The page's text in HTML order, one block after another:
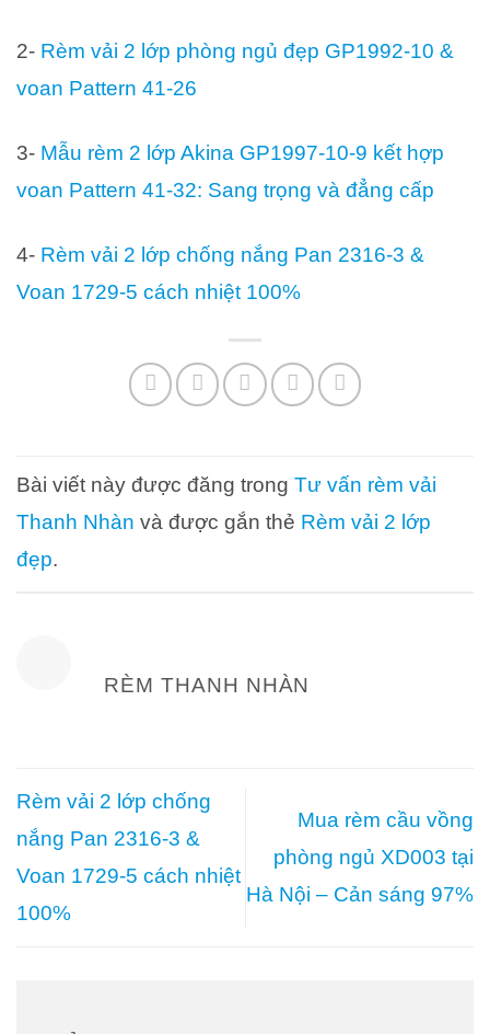
2- Rèm vải 2 lớp phòng ngủ đẹp GP1992-10 &
voan Pattern 41-26
3- Mẫu rèm 2 lớp Akina GP1997-10-9 kết hợp
voan Pattern 41-32: Sang trọng và đẳng cấp
4- Rèm vải 2 lớp chống nắng Pan 2316-3 &
Voan 1729-5 cách nhiệt 100%
Bài viết này được đăng trong Tư vấn rèm vải
Thanh Nhàn và được gắn thẻ Rèm vải 2 lớp
đẹp.
RÈM THANH NHÀN
Rèm vải 2 lớp chống
nắng Pan 2316-3 &
Voan 1729-5 cách nhiệt
100%
Mua rèm cầu vồng
phòng ngủ XD003 tại
Hà Nội – Cản sáng 97%